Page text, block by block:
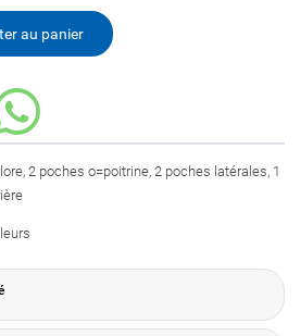
au panier
2 poches o=poitrine, 2 poches latérales, 1